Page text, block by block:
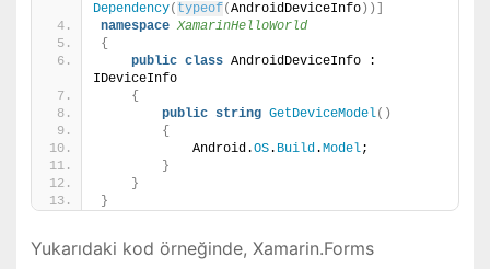
Dependency( typeof(AndroidDeviceInfo))]
namespace XamarinHelloWorld
{
public class AndroidDeviceInfo :
IDeviceInfo
{
public string GetDeviceModel()
{
            Android.
OS. Build.Model;
}
}
}
Yukarıdaki kod örneğinde, Xamarin.Forms